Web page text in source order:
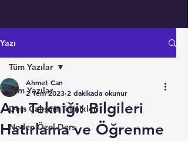
Yazı
Tüm Yazılar
Ders Çalışma Teknikleri
Neden Özel Ders
Tüm Yazılar
Anı Tekniği: Bilgileri
Hatırlama ve Öğrenme
Ahmet Can
2 Tem 2023 2 dakikada okunur